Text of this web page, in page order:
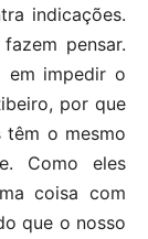
indicações.
pensar.
em impedir o
por que
têm o mesmo
Como eles
coisa com
que o nosso